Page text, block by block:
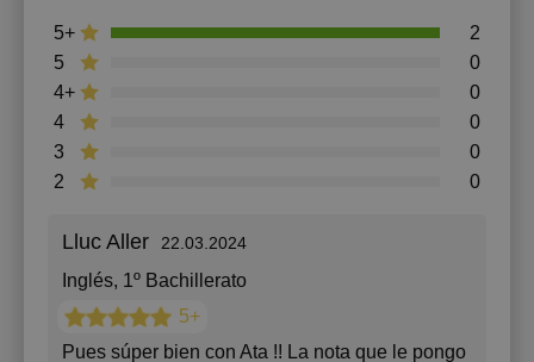
2 0
3 0
4 0
4+ 0
5 0
5+ 2
Lluc Aller 22.03.2024
Inglés, 1º Bachillerato
5+
Pues súper bien con Ata !! La nota que le pongo